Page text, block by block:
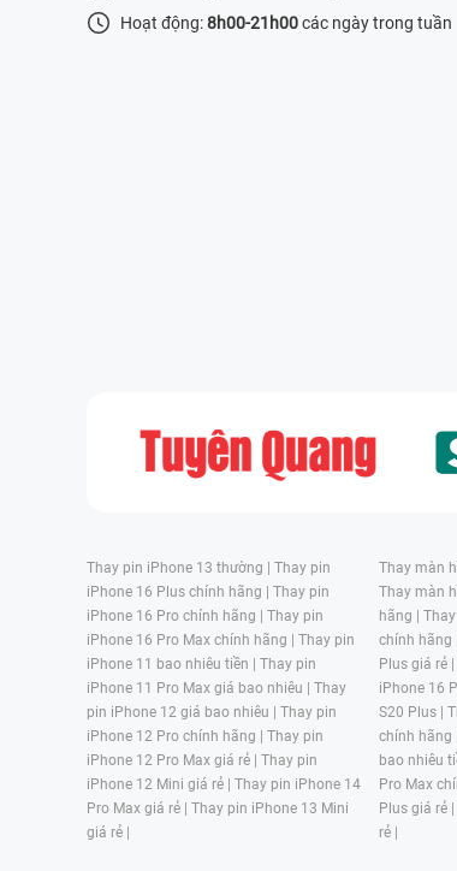
Hoạt động:8h00-21h00các ngày trong tuần
Thay pin iPhone 13 thường | Thay pin
iPhone 16 Plus chính hãng | Thay pin
iPhone 16 Pro chính hãng | Thay pin
iPhone 16 Pro Max chính hãng | Thay pin
iPhone 11 bao nhiêu tiền | Thay pin
iPhone 11 Pro Max giá bao nhiêu | Thay
pin iPhone 12 giá bao nhiêu | Thay pin
iPhone 12 Pro chính hãng | Thay pin
iPhone 12 Pro Max giá rẻ | Thay pin
iPhone 12 Mini giá rẻ | Thay pin iPhone 14
Pro Max giá rẻ | Thay pin iPhone 13 Mini
giá rẻ |
Thay màn
Thay màn
hãng |
chính hãng |
Plus giá rẻ |
iPhone 16
S20 Plus |
chính hãng |
bao nhiêu
Pro Max
Plus giá rẻ |
rẻ |